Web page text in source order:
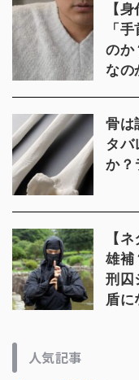
【
「
のか
なの
骨は
タバ
か？
【
雄補
刑囚
盾に
人気記事